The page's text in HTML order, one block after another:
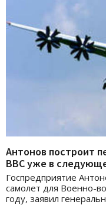
Антонов построит
ВВС уже в
Госпредприятие
самолет для Военно-
году, заявил